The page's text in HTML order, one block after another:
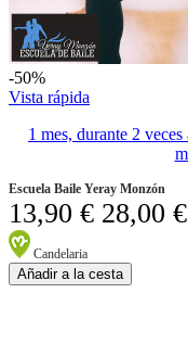
-50%
Vista rápida
1 mes, durante 2
Escuela Baile Yeray Monzón
13,90 € 28,00 €
Candelaria
Añadir a la cesta